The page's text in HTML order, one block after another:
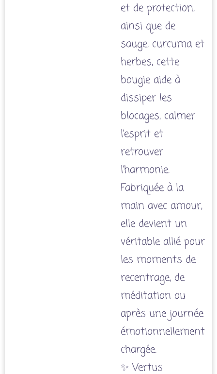
et de protection,
ainsi que de
sauge, curcuma et
herbes, cette
bougie aide à
dissiper les
blocages, calmer
l’esprit et
retrouver
l’harmonie.
Fabriquée à la
main avec amour,
elle devient un
véritable allié pour
les moments de
recentrage, de
méditation ou
après une journée
émotionnellement
chargée.
✨ Vertus